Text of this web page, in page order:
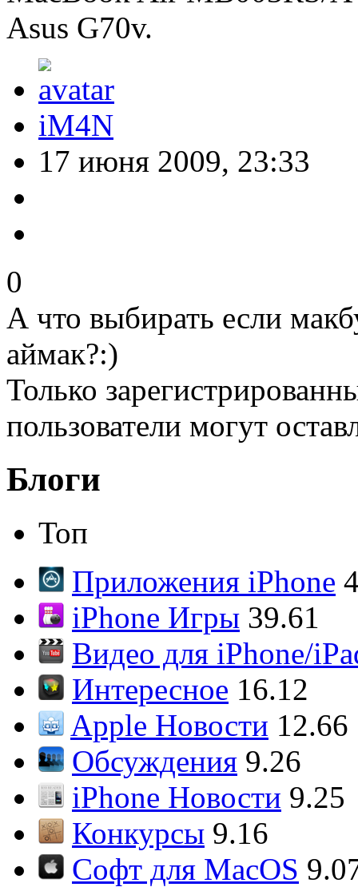
Asus G70v.
iM4N
17 июня 2009, 23:33
0
А что выбирать если
аймак?:)
Только
пользователи могут
Блоги
Топ
Приложения iPhone
iPhone Игры 39.61
Видео для iPhone/
Интересное 16.12
Apple Новости 12.66
Обсуждения 9.26
iPhone Новости 9.25
Конкурсы 9.16
Софт для MacOS